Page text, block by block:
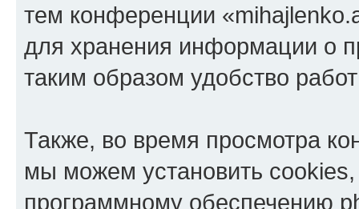
тем конференции
для хранения информации о
таким образом удобство
Также, во время просмотра
мы можем установить
программному обеспечению